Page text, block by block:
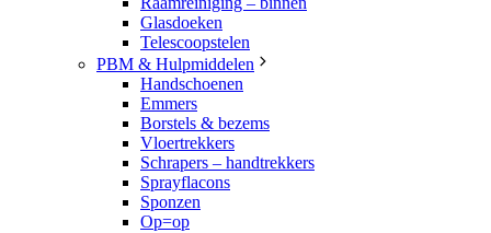
Glasdoeken
Telescoopstelen
PBM & Hulpmiddelen
Handschoenen
Emmers
Borstels & bezems
Vloertrekkers
Schrapers – handtrekkers
Sprayflacons
Sponzen
Op=op